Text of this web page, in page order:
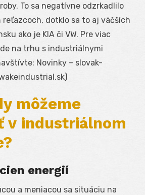
To sa negatívne odzrkadlilo
dotklo sa to aj väčších
ako je KIA či VW. Pre viac
na trhu s industriálnymi
Novinky – slovak-
môžeme
v industriálnom
energií
a meniacou sa situáciu na